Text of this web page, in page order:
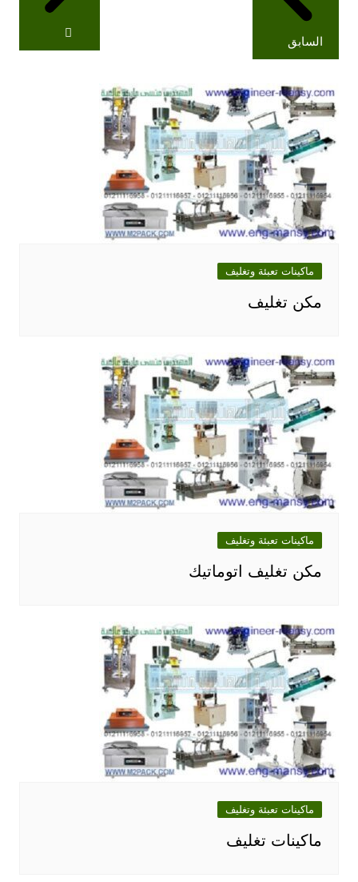
السابق
ماكينات تعبئة وتغليف
مكن تغليف
ماكينات تعبئة وتغليف
مكن تغليف اتوماتيك
ماكينات تعبئة وتغليف
ماكينات تغليف